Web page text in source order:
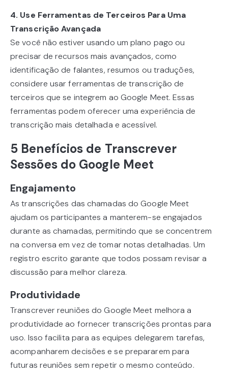
4. Use Ferramentas de Terceiros Para Uma
Transcrição Avançada
Se você não estiver usando um plano pago ou
precisar de recursos mais avançados, como
identificação de falantes, resumos ou traduções,
considere usar ferramentas de transcrição de
terceiros que se integrem ao Google Meet. Essas
ferramentas podem oferecer uma experiência de
transcrição mais detalhada e acessível.
5 Benefícios de Transcrever
Sessões do Google Meet
Engajamento
As transcrições das chamadas do Google Meet
ajudam os participantes a manterem-se engajados
durante as chamadas, permitindo que se concentrem
na conversa em vez de tomar notas detalhadas. Um
registro escrito garante que todos possam revisar a
discussão para melhor clareza.
Produtividade
Transcrever reuniões do Google Meet melhora a
produtividade ao fornecer transcrições prontas para
uso. Isso facilita para as equipes delegarem tarefas,
acompanharem decisões e se prepararem para
futuras reuniões sem repetir o mesmo conteúdo.